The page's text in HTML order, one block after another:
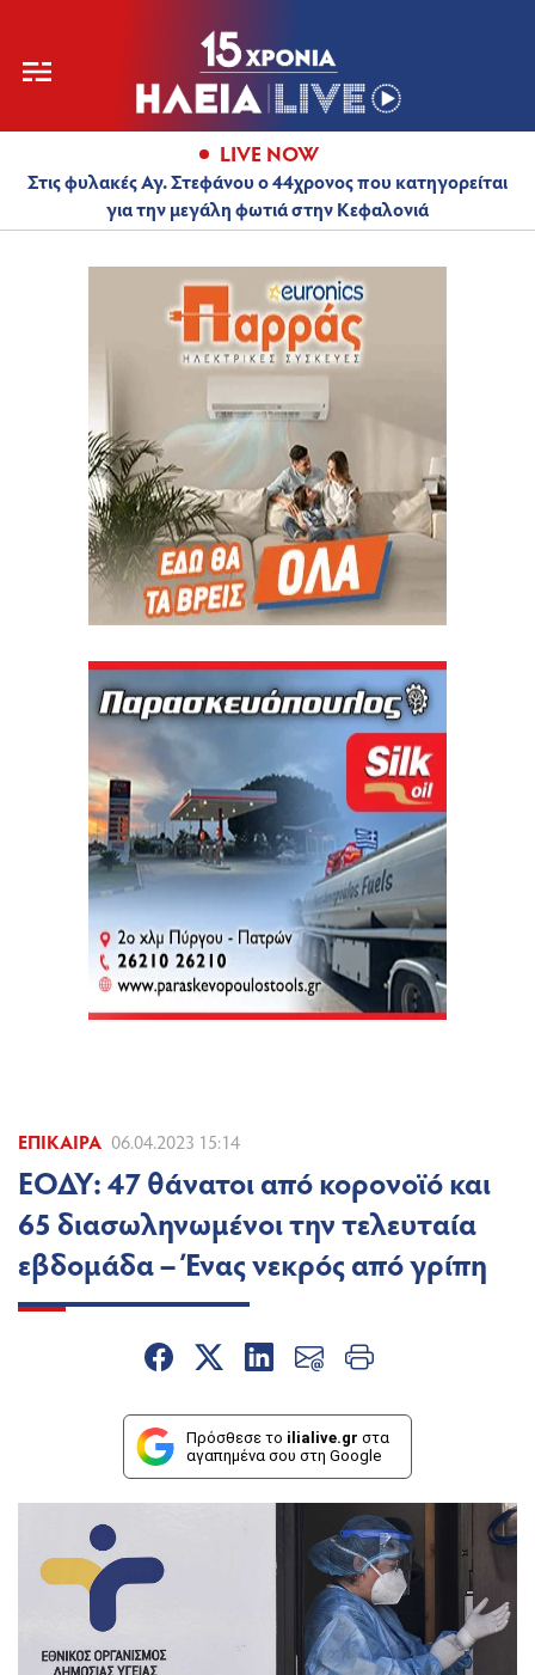
LIVE NOW
Στις φυλακές Αγ. Στεφάνου ο 44χρονος που κατηγορείται
για την μεγάλη φωτιά στην Κεφαλονιά
ΕΠΊΚΑΙΡΑ 06.04.2023 15:14
ΕΟΔΥ: 47 θάνατοι από κορονοϊό και
65 διασωληνωμένοι την τελευταία
εβδομάδα – Ένας νεκρός από γρίπη
Πρόσθεσε το ilialive.gr στα
αγαπημένα σου στη Google